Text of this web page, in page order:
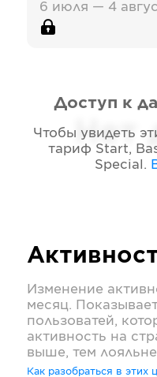
6 июля — 4
Нет
Доступ к
Чтобы увидеть
тариф Start,
Special .
Изменение
месяц.
пользоватей,
активность на
выше, тем
Как разобраться в этих